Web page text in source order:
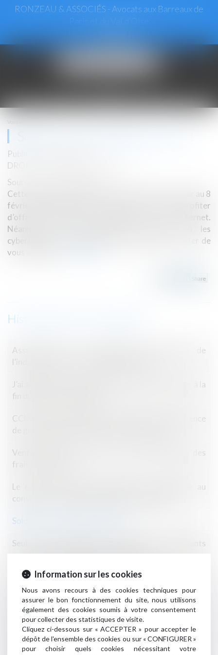
RONZEAU & ASSOCIÉS - Avocats aux Barreaux de
le
Vous êtes ici :
Publié le :
DROIT DE LA CONSOMMATION
Source :
Cette année, les soldes d’hiver ont lieu du 12 janvier au 8
février 2022. Durant 4 semaines,vous pourrez profiter
d’offres attrayantes en boutique et sur internet.
Néanmoins, c’est également la période où les
cybercriminels redoublent d’ingéniosité pour tenter de
vous arnaquer.
Historique
Assurance DO : contestation du montant de
l’indemnisation et demande de garantie
J’ai acheté un bien occupé que j’aimerais récupérer à la
fin du bail. Est ce possible ?
CCMI : pas de démolition-reconstruction en l’absence
de gravité des non-conformités constatées
Vente à distance de livres : vers un tarif plancher des
frais de livraison
Le rapport d’expertise judiciaire est opposable au
constructeur qui n’en demande pas la nullité
Soldes : ne vous faites pas avoir !
Seuls les copropriétaires opposants ou défaillants
peuvent solliciter l’annulation d’une AG
Wish reste exclu des recherches Google en France,
l’appel est refusé
Délai de prescription en cas d’infraction
ininterrompue au règlement de copropriété
Réglementation technique & droit de la construction :
Information sur les cookies
Nous avons recours à des cookies techniques pour
assurer le bon fonctionnement du site, nous utilisons
également des cookies soumis à votre consentement
pour collecter des statistiques de visite.
Cliquez ci-dessous sur « ACCEPTER » pour accepter le
dépôt de l'ensemble des cookies ou sur « CONFIGURER »
pour choisir quels cookies nécessitant votre